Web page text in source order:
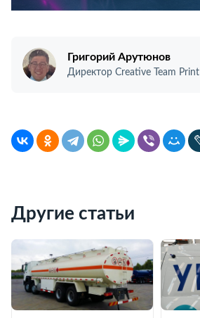
Григорий Арутюнов
Директор Creative Team Print
Другие статьи